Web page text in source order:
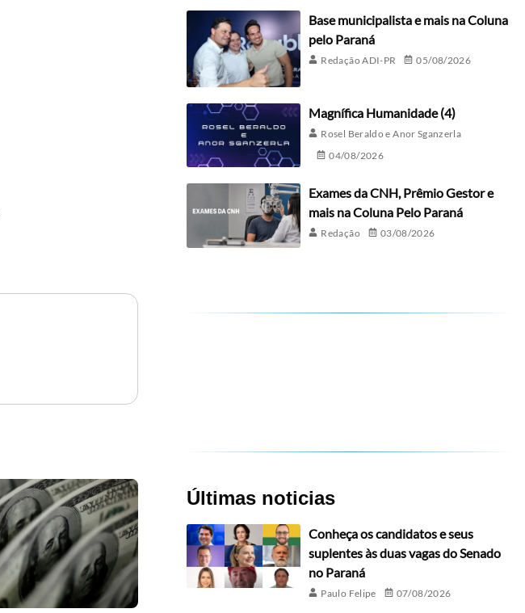
Base municipalista e mais na Coluna
pelo Paraná
Redação ADI-PR 05/08/2026
Magnífica Humanidade (4)
Rosel Beraldo e Anor Sganzerla
04/08/2026
Exames da CNH, Prêmio Gestor e
mais na Coluna Pelo Paraná
Redação 03/08/2026
Últimas noticias
Conheça os candidatos e seus
suplentes às duas vagas do Senado
no Paraná
Paulo Felipe 07/08/2026